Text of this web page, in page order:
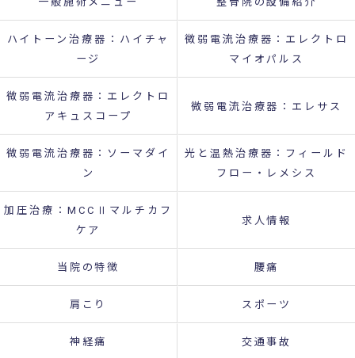
ハイトーン治療器：ハイチャ
ージ
微弱電流治療器：エレクトロ
マイオパルス
微弱電流治療器：エレクトロ
アキュスコープ
微弱電流治療器：エレサス
微弱電流治療器：ソーマダイ
ン
光と温熱治療器：フィールド
フロー・レメシス
加圧治療：MCCⅡマルチカフ
ケア
求人情報
当院の特徴 腰痛
肩こり スポーツ
神経痛 交通事故